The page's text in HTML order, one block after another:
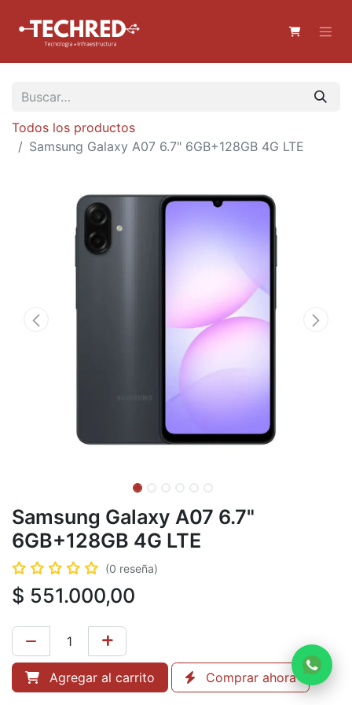
Todos los productos
Samsung Galaxy A07 6.7" 6GB+128GB 4G LTE
Samsung Galaxy A07 6.7"
6GB+128GB 4G LTE
(0 reseña)
$ 551.000,00
Agregar al carrito Comprar ahora